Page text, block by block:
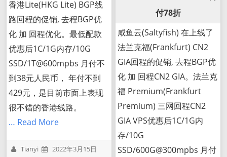
香港Lite(HKG Lite) BGP线
路回程的促销, 去程BGP优
化 加 回程优化。最低配款
优惠后1C/1G内存/10G
SSD/1T@600mpbs 月付不
到38元人民币， 年付不到
429元，是目前市面上表现
很不错的香港线路。
… Read More
Tianyi
2022年3月15日
付78折
咸鱼云(Saltyfish) 在上线了
法兰克福(Frankfurt) CN2
GIA回程的促销, 去程BGP优
化 加 回程CN2 GIA。法兰克
福 Premium(Frankfurt
Premium) 三网回程CN2
GIA VPS优惠后1C/1G内
存/10G
SSD/600G@300mpbs 月付